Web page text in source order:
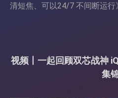
清短焦、可以24/7 不间断运行
视频丨一起回顾双芯战神
集